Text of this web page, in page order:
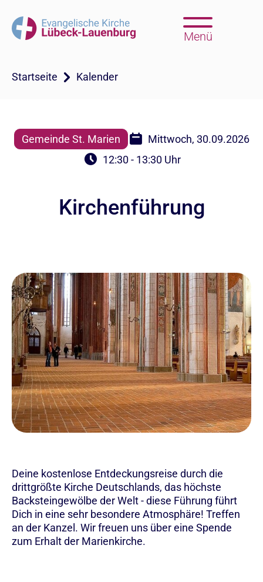
Menü
Startseite Kalender
Gemeinde St. Marien
Mittwoch, 30.09.2026
12:30 - 13:30 Uhr
Kirchenführung
Deine kostenlose Entdeckungsreise durch die
drittgrößte Kirche Deutschlands, das höchste
Backsteingewölbe der Welt - diese Führung führt
Dich in eine sehr besondere Atmosphäre! Treffen
an der Kanzel. Wir freuen uns über eine Spende
zum Erhalt der Marienkirche.